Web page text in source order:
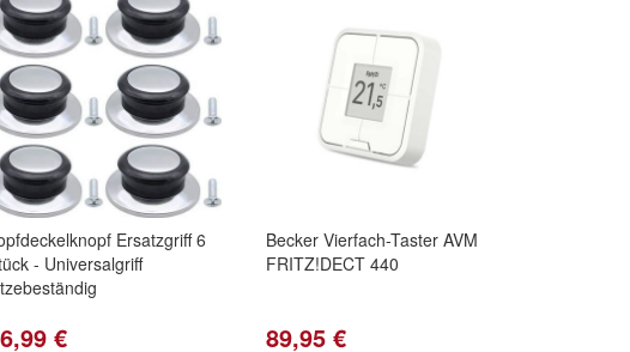
Ersatzgriff 6
- Universalgriff
€
Becker Vierfach-Taster AVM
FRITZ!DECT 440
89,95 €